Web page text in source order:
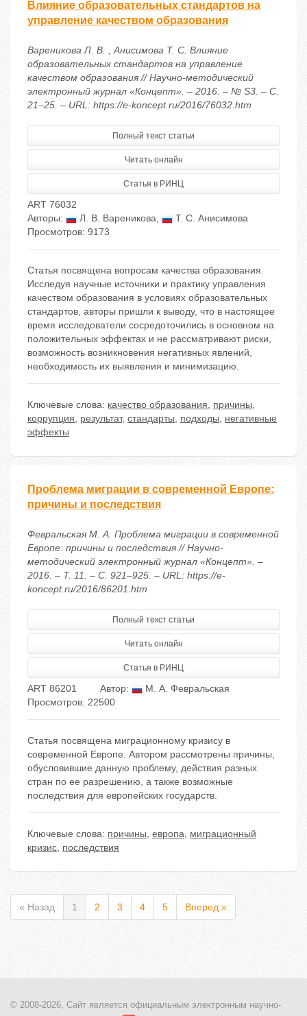
Влияние образовательных стандартов на
управление качеством образования
Вареникова Л. В. , Анисимова Т. С. Влияние
образовательных стандартов на управление
качеством образования // Научно-методический
электронный журнал «Концепт». – 2016. – № S3. – С.
21–25. – URL: https://e-koncept.ru/2016/76032.htm
Полный текст статьи
Читать онлайн
Статья в РИНЦ
ART 76032
Авторы:
Л. В. Вареникова,
Т. С. Анисимова
Просмотров: 9173
Статья посвящена вопросам качества образования.
Исследуя научные источники и практику управления
качеством образования в условиях образовательных
стандартов, авторы пришли к выводу, что в настоящее
время исследователи сосредоточились в основном на
положительных эффектах и не рассматривают риски,
возможность возникновения негативных явлений,
необходимость их выявления и минимизацию.
Ключевые слова: качество образования, причины,
коррупция, результат, стандарты, подходы, негативные
эффекты
Проблема миграции в современной Европе:
причины и последствия
Февральская М. А. Проблема миграции в современной
Европе: причины и последствия // Научно-
методический электронный журнал «Концепт». –
2016. – Т. 11. – С. 921–925. – URL: https://e-
koncept.ru/2016/86201.htm
Полный текст статьи
Читать онлайн
Статья в РИНЦ
ART 86201 Автор:
М. А. Февральская
Просмотров: 22500
Статья посвящена миграционному кризису в
современной Европе. Автором рассмотрены причины,
обусловившие данную проблему, действия разных
стран по ее разрешению, а также возможные
последствия для европейских государств.
Ключевые слова: причины, европа, миграционный
кризис, последствия
« Назад 1 2 3 4 5 Вперед »
© 2008-2026, Сайт является официальным электронным научно-